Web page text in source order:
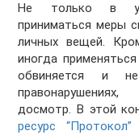
Не только в
приниматься меры
личных вещей.
иногда
обвиняется и
досмотр. В этой
ресурс “Протокол”